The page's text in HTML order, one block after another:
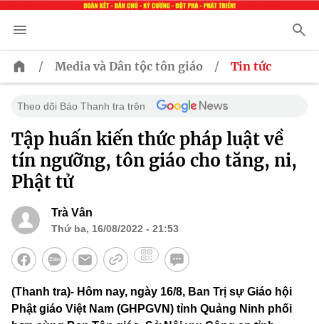
/ Media và Dân tộc tôn giáo / Tin tức
Theo dõi Báo Thanh tra trên
Tập huấn kiến thức pháp luật về
tín ngưỡng, tôn giáo cho tăng, ni,
Phật tử
Trà Vân
Thứ ba, 16/08/2022 - 21:53
(Thanh tra)- Hôm nay, ngày 16/8, Ban Trị sự Giáo hội
Phật giáo Việt Nam (GHPGVN) tỉnh Quảng Ninh phối